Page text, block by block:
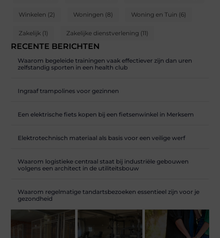
Winkelen (2) Woningen (8) Woning en Tuin (6)
Zakelijk (1) Zakelijke dienstverlening (11)
RECENTE BERICHTEN
Waarom begeleide trainingen vaak effectiever zijn dan uren
zelfstandig sporten in een health club
Ingraaf trampolines voor gezinnen
Een elektrische fiets kopen bij een fietsenwinkel in Merksem
Elektrotechnisch materiaal als basis voor een veilige werf
Waarom logistieke centraal staat bij industriële gebouwen
volgens een architect in de utiliteitsbouw
Waarom regelmatige tandartsbezoeken essentieel zijn voor je
gezondheid